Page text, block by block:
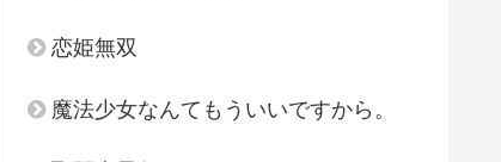
恋姫無双
魔法少女なんてもういいですから。